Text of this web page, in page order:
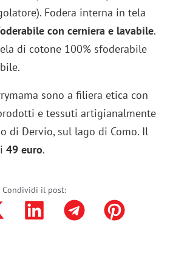
Fodera interna in tela
con cerniera e lavabile.
di cotone 100% sfoderabile
sono a filiera etica con
e tessuti artigianalmente
di Dervio, sul lago di Como. Il
49 euro.
Condividi il post: